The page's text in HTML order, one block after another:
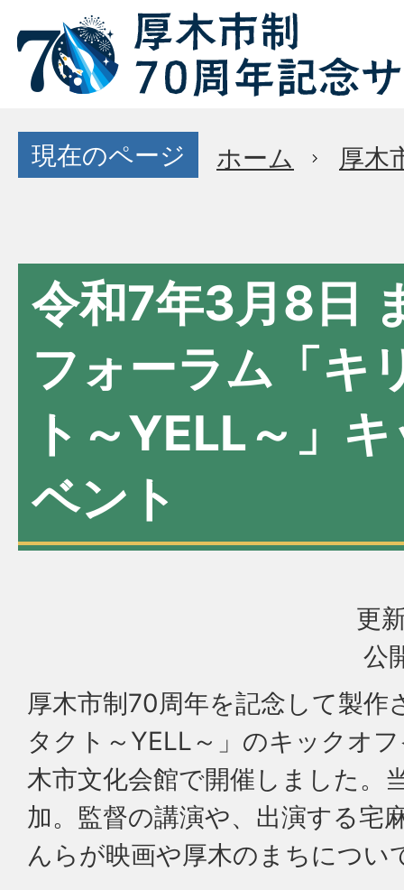
現在のページ ホーム 厚木
令和7年3月8日
フォーラム「キ
ト～YELL～」
ベント
更
公
厚木市制70周年を記念して製作
タクト～YELL～」のキックオ
木市文化会館で開催しました。
加。監督の講演や、出演する宅
んらが映画や厚木のまちについ